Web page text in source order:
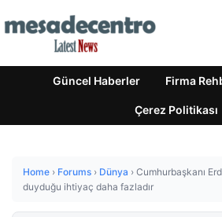
Güncel Haberler Firma
Çerez Politikası
Home › Forums › Dünya › Cumhurbaşkanı
duyduğu ihtiyaç daha fazladır